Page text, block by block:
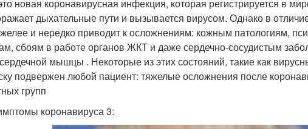
новая коронавирусная инфекция, которая регистрируется в
дыхательные пути и вызывается вирусом. Однако в
и нередко приводит к осложнениям: кожным патологиям,
сбоям в работе органов ЖКТ и даже сердечно-сосудистым
мышцы . Некоторые из этих состояний, такие как
подвержен любой пациент: тяжелые осложнения после
групп
коронавируса 3: